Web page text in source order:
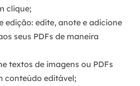
clique;
edição: edite, anote e adicione
seus PDFs de maneira
textos de imagens ou PDFs
conteúdo editável;